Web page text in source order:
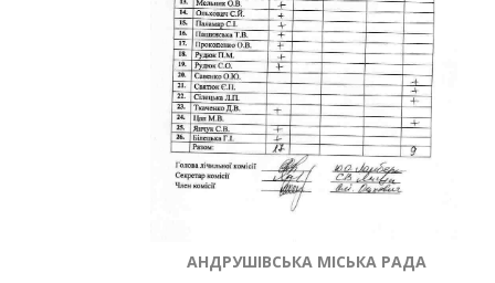
АНДРУШІВСЬКА МІСЬКА РАДА